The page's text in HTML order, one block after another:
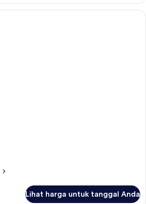
Lihat harga untuk tanggal Anda